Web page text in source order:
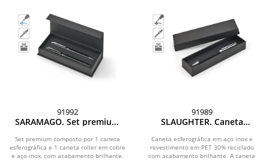
91992
SARAMAGO. Set premium
1 caneta roller em cobre e
aço inox, com escrita em
azul
Set premium composto por 1 caneta
esferográfica e 1 caneta roller em cobre
e aço inox, com acabamento brilhante.
91989
SLAUGHTER. Caneta
com acabamento brilhante
e escrita preta
Dokumental®
Caneta esferográfica em aço inox e
revestimento em PET 30% reciclado
com acabamento brilhante. A caneta